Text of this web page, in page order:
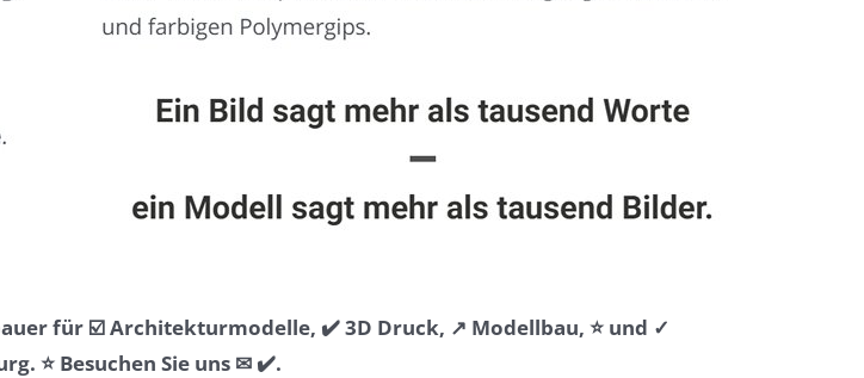
für ☑️ Architekturmodelle, ✔️ 3D Druck, ↗️ Modellbau, ⭐ und ✓
⭐ Besuchen Sie uns ✉ ✔️.